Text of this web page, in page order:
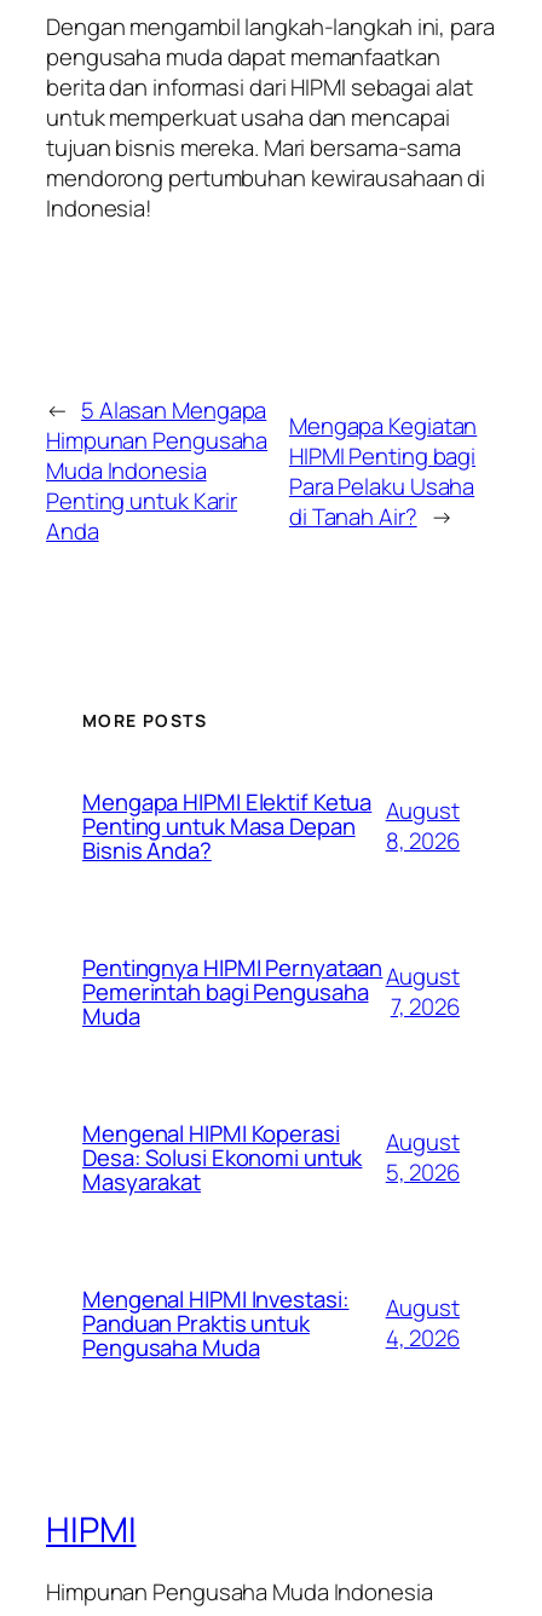
Dengan mengambil langkah-langkah ini, para
pengusaha muda dapat memanfaatkan
berita dan informasi dari HIPMI sebagai alat
untuk memperkuat usaha dan mencapai
tujuan bisnis mereka. Mari bersama-sama
mendorong pertumbuhan kewirausahaan di
Indonesia!
← 5 Alasan Mengapa
Himpunan Pengusaha
Muda Indonesia
Penting untuk Karir
Anda
Mengapa Kegiatan
HIPMI Penting bagi
Para Pelaku Usaha
di Tanah Air? →
MORE POSTS
Mengapa HIPMI Elektif Ketua
Penting untuk Masa Depan
Bisnis Anda?
August
8, 2026
Pentingnya HIPMI Pernyataan
Pemerintah bagi Pengusaha
Muda
August
7, 2026
Mengenal HIPMI Koperasi
Desa: Solusi Ekonomi untuk
Masyarakat
August
5, 2026
Mengenal HIPMI Investasi:
Panduan Praktis untuk
Pengusaha Muda
August
4, 2026
HIPMI
Himpunan Pengusaha Muda Indonesia